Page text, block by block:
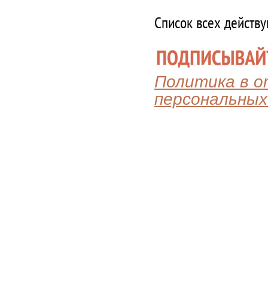
Список всех
Политика в